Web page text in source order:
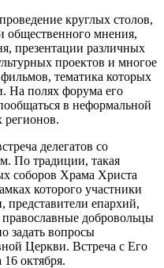
круглых столов,
общественного мнения,
презентации различных
проектов и многое
тематика которых
На полях форума его
в неформальной
регионов.
делегатов со
По традиции, такая
соборов Храма Христа
которого участники
епархий,
добровольцы
задать вопросы
Церкви. Встреча с Его
октября.